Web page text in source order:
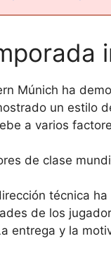
Múnich ha
un estilo
a varios
de clase
técnica
de los
entrega y la